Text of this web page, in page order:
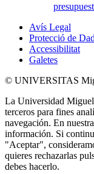
Avís Legal
Protecció de
Accessibilitat
Galetes
© UNIVERSITAS
La Universidad
terceros para fines
navegación. En nuestra
información. Si
"Aceptar",
quieres rechazarlas
debes hacerlo.